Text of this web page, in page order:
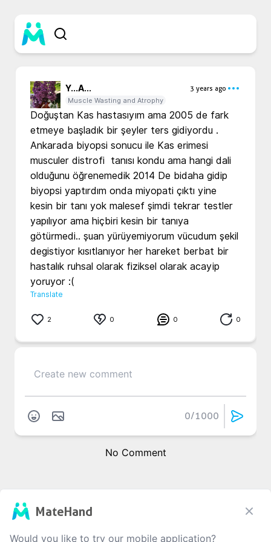
Y...A...
3 years ago
Muscle Wasting and Atrophy
Doğuştan Kas hastasıyım ama 2005 de fark
etmeye başladık bir şeyler ters gidiyordu .
Ankarada biyopsi sonucu ile Kas erimesi
musculer distrofi  tanısı kondu ama hangi dali
olduğunu öğrenemedik 2014 De bidaha gidip
biyopsi yaptırdım onda miyopati çıktı yine
kesin bir tanı yok malesef şimdi tekrar testler
yapılıyor ama hiçbiri kesin bir tanıya
götürmedi.. şuan yürüyemiyorum vücudum şekil
degistiyor kısıtlanıyor her hareket berbat bir
hastalık ruhsal olarak fiziksel olarak acayip
yoruyor :(
Translate
2 0 0 0
0/1000
No Comment
MateHand
Would you like to try our mobile application?